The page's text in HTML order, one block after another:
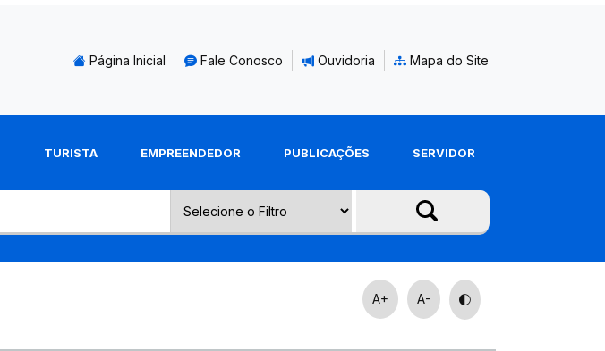
Página Inicial Fale Conosco Ouvidoria Mapa do Site
TURISTA EMPREENDEDOR PUBLICAÇÕES SERVIDOR
A+ A-